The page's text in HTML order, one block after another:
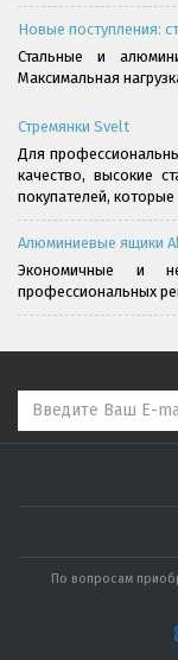
Новые поступления:
Стальные и
Максимальная
Стремянки Svelt
Для
качество, высокие
покупателей,
Алюминиевые ящики
Экономичные и
профессиональных
По вопросам